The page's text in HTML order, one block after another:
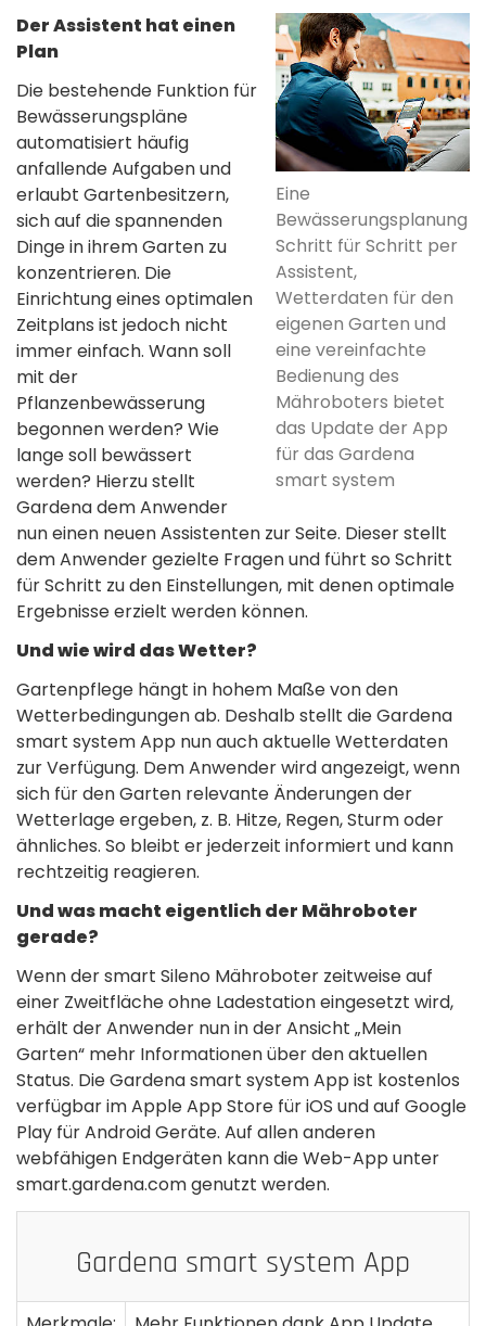
Eine
Bewässerungsplanung
Schritt für Schritt per
Assistent,
Wetterdaten für den
eigenen Garten und
eine vereinfachte
Bedienung des
Mähroboters bietet
das Update der App
für das Gardena
smart system
Der Assistent hat einen
Plan
Die bestehende Funktion für
Bewässerungspläne
automatisiert häufig
anfallende Aufgaben und
erlaubt Gartenbesitzern,
sich auf die spannenden
Dinge in ihrem Garten zu
konzentrieren. Die
Einrichtung eines optimalen
Zeitplans ist jedoch nicht
immer einfach. Wann soll
mit der
Pflanzenbewässerung
begonnen werden? Wie
lange soll bewässert
werden? Hierzu stellt
Gardena dem Anwender
nun einen neuen Assistenten zur Seite. Dieser stellt
dem Anwender gezielte Fragen und führt so Schritt
für Schritt zu den Einstellungen, mit denen optimale
Ergebnisse erzielt werden können.
Und wie wird das Wetter?
Gartenpflege hängt in hohem Maße von den
Wetterbedingungen ab. Deshalb stellt die Gardena
smart system App nun auch aktuelle Wetterdaten
zur Verfügung. Dem Anwender wird angezeigt, wenn
sich für den Garten relevante Änderungen der
Wetterlage ergeben, z. B. Hitze, Regen, Sturm oder
ähnliches. So bleibt er jederzeit informiert und kann
rechtzeitig reagieren.
Und was macht eigentlich der Mähroboter
gerade?
Wenn der smart Sileno Mähroboter zeitweise auf
einer Zweitfläche ohne Ladestation eingesetzt wird,
erhält der Anwender nun in der Ansicht „Mein
Garten“ mehr Informationen über den aktuellen
Status. Die Gardena smart system App ist kostenlos
verfügbar im Apple App Store für iOS und auf Google
Play für Android Geräte. Auf allen anderen
webfähigen Endgeräten kann die Web-App unter
smart.gardena.com genutzt werden.
Gardena smart system App